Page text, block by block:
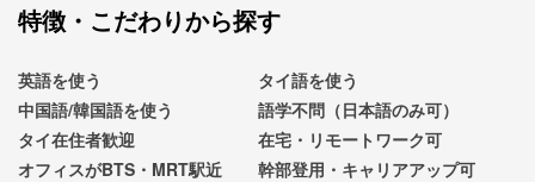
特徴・こだわりから探す
英語を使う
タイ語を使う
中国語/韓国語を使う
語学不問（日本語のみ可）
タイ在住者歓迎
在宅・リモートワーク可
オフィスがBTS・MRT駅近
幹部登用・キャリアアップ可